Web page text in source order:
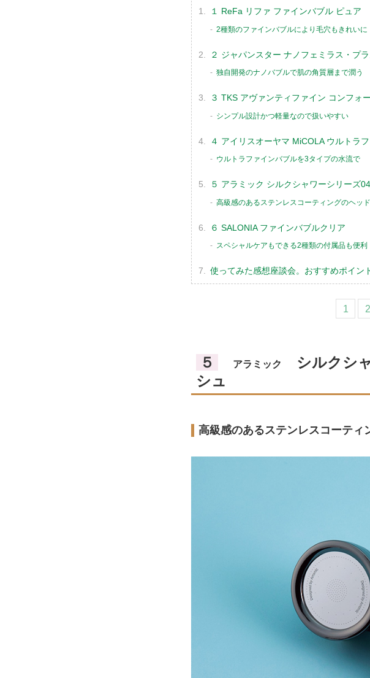
１ ReFa リファ ファインバブル ピュア
2種類のファインバブルにより毛穴もきれいに
２ ジャパンスター ナノフェミラス・プラ
独自開発のナノバブルで肌の角質層まで潤う
３ TKS アヴァンティファイン コンフォ
シンプル設計かつ軽量なので扱いやすい
４ アイリスオーヤマ MiCOLA ウルトラ
ウルトラファインバブルを3タイプの水流で
５ アラミック シルクシャワーシリーズ
高級感のあるステンレスコーティングのヘッド
６ SALONIA ファインバブルクリア
スペシャルケアもできる2種類の付属品も便利
使ってみた感想座談会。おすすめポイン
1 2
５ アラミック
シルクシ
シュ
高級感のあるステンレスコーティ